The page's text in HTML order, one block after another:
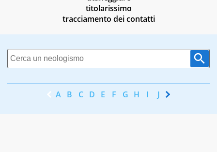
titolarissimo
tracciamento dei contatti
A B C D E F G H I J K